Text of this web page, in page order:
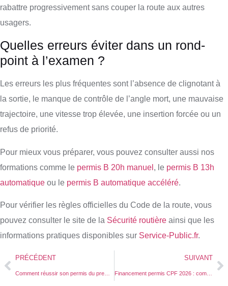
rabattre progressivement sans couper la route aux autres
usagers.
Quelles erreurs éviter dans un rond-
point à l’examen ?
Les erreurs les plus fréquentes sont l’absence de clignotant à
la sortie, le manque de contrôle de l’angle mort, une mauvaise
trajectoire, une vitesse trop élevée, une insertion forcée ou un
refus de priorité.
Pour mieux vous préparer, vous pouvez consulter aussi nos
formations comme le permis B 20h manuel , le permis B 13h
automatique ou le permis B automatique accéléré.
Pour vérifier les règles officielles du Code de la route, vous
pouvez consulter le site de la Sécurité routière ainsi que les
informations pratiques disponibles sur Service-Public.fr.
PRÉCÉDENT SUIVANT
Financement permis CPF 2026 : comment payer son permis à Bordeaux avec son CPF ?